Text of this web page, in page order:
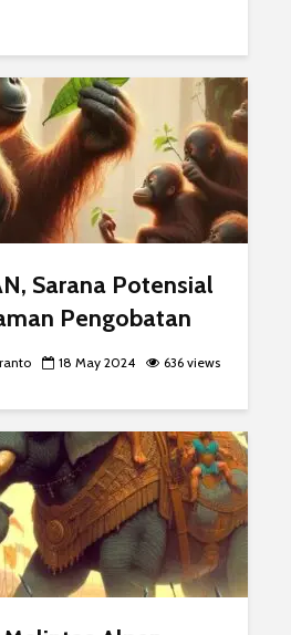
Sarana Potensial
Pengobatan
18 May 2024 636 views